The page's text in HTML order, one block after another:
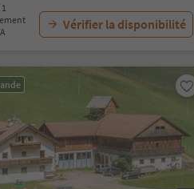
Vérifier la disponibilité